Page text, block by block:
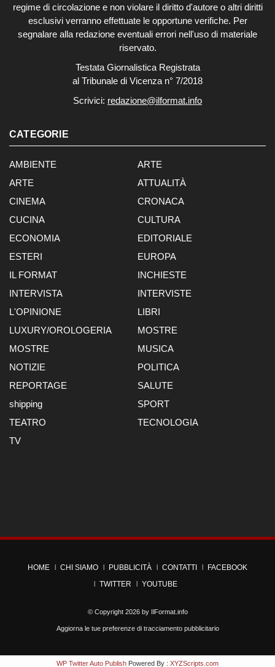
regime di circolazione e non violare il diritto d'autore o altri diritti
esclusivi verranno effettuate le opportune verifiche. Per
segnalare alla redazione eventuali errori nell'uso di materiale
riservato.
Testata Giornalistica Registrata
al Tribunale di Vicenza n° 7/2018
Scrivici: redazione@ilformat.info
CATEGORIE
AMBIENTE
ARTE
ARTE
ATTUALITÀ
CINEMA
CRONACA
CUCINA
CULTURA
ECONOMIA
EDITORIALE
ESTERI
EUROPA
IL FORMAT
INCHIESTE
INTERVISTA
INTERVISTE
L'OPINIONE
LIBRI
LUXURY/OROLOGERIA
MOSTRE
MOSTRE
MUSICA
NOTIZIE
POLITICA
REPORTAGE
SALUTE
shipping
SPORT
TEATRO
TECNOLOGIA
TV
HOME CHI SIAMO PUBBLICITÀ CONTATTI
FACEBOOK
TWITTER
YOUTUBE
© Copyright 2026 by IlFormat.info
Aggiorna le tue preferenze di tracciamento pubblicitario
WP Twitter Auto Publish Powered By : XYZScripts.com